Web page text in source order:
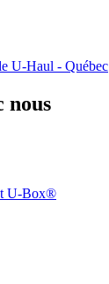
U-Haul - Québec
nous
U-Box®